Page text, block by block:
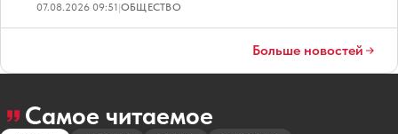
07.08.2026 09:51|ОБЩЕСТВО
Больше новостей
Самое читаемое